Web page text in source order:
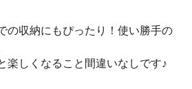
の収納にもぴったり！使い勝手の
楽しくなること間違いなしです♪